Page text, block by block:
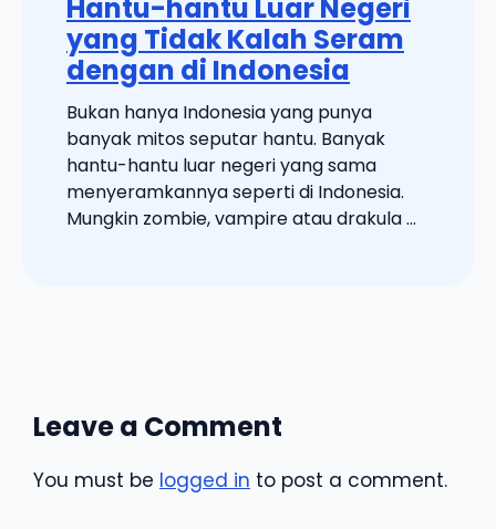
Hantu-hantu Luar Negeri
yang Tidak Kalah Seram
dengan di Indonesia
Bukan hanya Indonesia yang punya
banyak mitos seputar hantu. Banyak
hantu-hantu luar negeri yang sama
menyeramkannya seperti di Indonesia.
Mungkin zombie, vampire atau drakula ...
Leave a Comment
You must be logged in to post a comment.